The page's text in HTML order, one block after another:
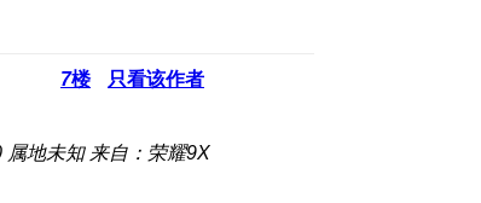
7楼 只看该作者
属地未知 来自：荣耀9X